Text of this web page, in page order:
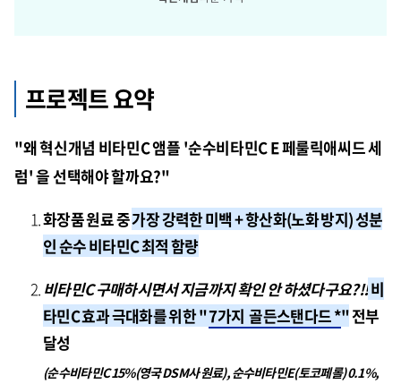
프로젝트 요약
"왜 혁신개념 비타민C 앰플 '순수비타민C E 페룰릭애씨드 세
럼' 을 선택해야 할까요?"
화장품 원료 중가장 강력한 미백 + 항산화(노화 방지) 성분
인 순수 비타민C 최적 함량
비타민C 구매하시면서 지금까지 확인 안 하셨다구요?!!비
타민C효과 극대화를 위한 "7가지 골든스탠다드 *"전부
달성
(순수비타민C 15%(영국 DSM사 원료), 순수비타민E(토코페롤) 0.1%,